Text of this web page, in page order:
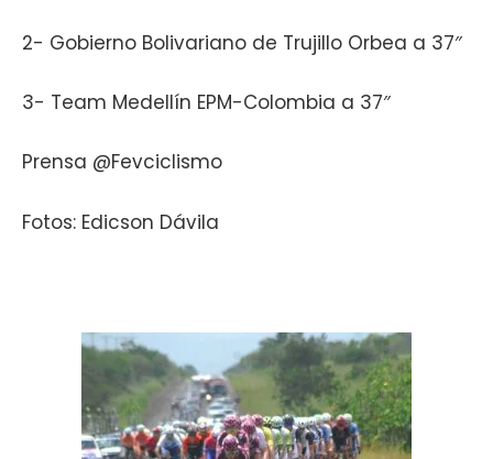
2- Gobierno Bolivariano de Trujillo Orbea a 37″
3- Team Medellín EPM-Colombia a 37″
Prensa @Fevciclismo
Fotos: Edicson Dávila